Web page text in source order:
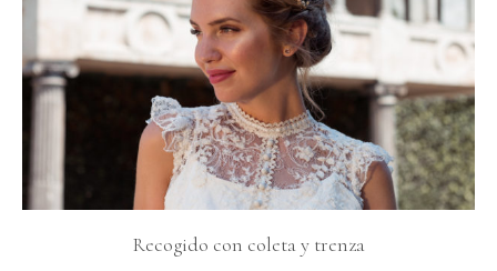
Recogido con coleta y trenza